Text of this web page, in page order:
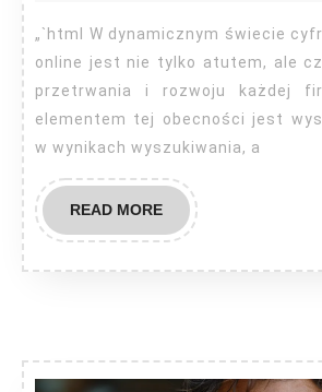
„`html W dynamicznym świecie cyfrowym obecność
online jest nie tylko atutem, ale
przetrwania i rozwoju każdej
elementem tej obecności jest
w wynikach wyszukiwania, a
READ MOREREAD
MORE